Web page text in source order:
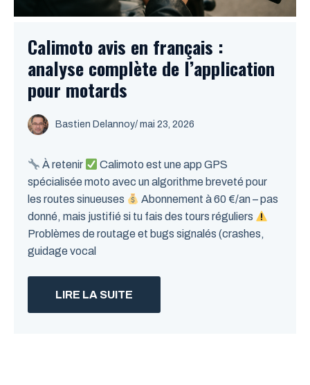
Calimoto avis en français :
analyse complète de l’application
pour motards
Bastien Delannoy/ mai 23, 2026
À retenir
Calimoto est une app GPS
spécialisée moto avec un algorithme breveté pour
les routes sinueuses
Abonnement à 60 €/an – pas
donné, mais justifié si tu fais des tours réguliers
Problèmes de routage et bugs signalés (crashes,
guidage vocal
LIRE LA SUITE